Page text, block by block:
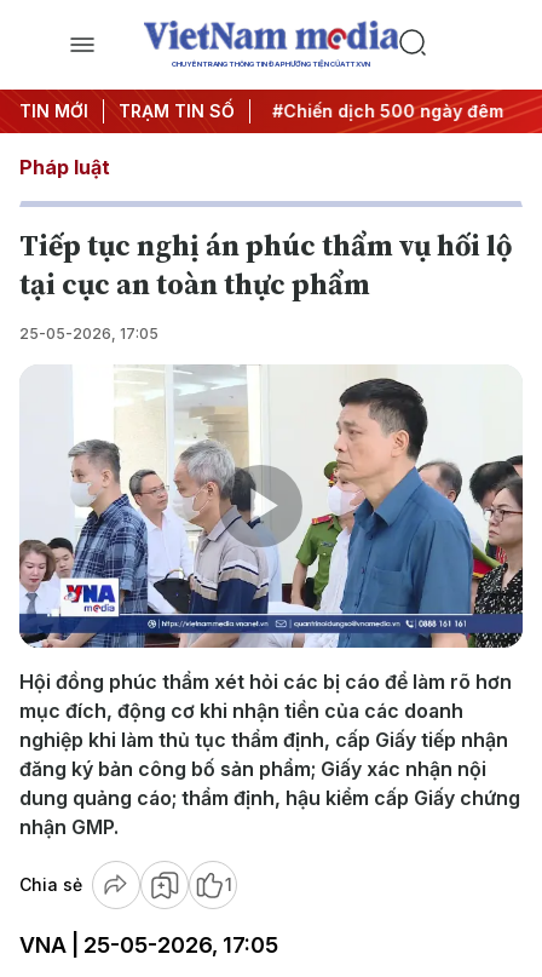
CHUYÊN TRANG THÔNG TIN ĐA PHƯƠNG TIỆN CỦA TTXVN
TIN MỚI TRẠM TIN SỐ
quyết thành hành động #Chiến dịch 500 ngày đêm
Pháp luật
Tiếp tục nghị án phúc thẩm vụ hối lộ
tại cục an toàn thực phẩm
25-05-2026, 17:05
Play
Video
Hội đồng phúc thẩm xét hỏi các bị cáo để làm rõ hơn
mục đích, động cơ khi nhận tiền của các doanh
nghiệp khi làm thủ tục thẩm định, cấp Giấy tiếp nhận
đăng ký bản công bố sản phẩm; Giấy xác nhận nội
dung quảng cáo; thẩm định, hậu kiểm cấp Giấy chứng
nhận GMP.
Chia sẻ 1
VNA | 25-05-2026, 17:05